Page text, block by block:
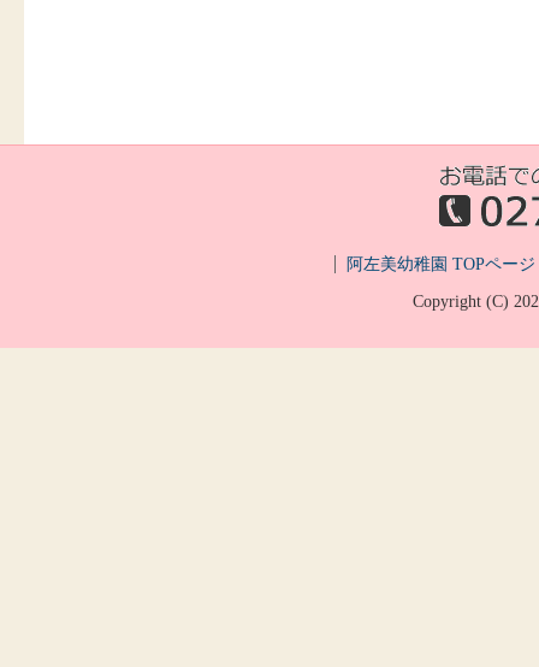
阿左美幼稚園 TOPページ
Copyright (C)